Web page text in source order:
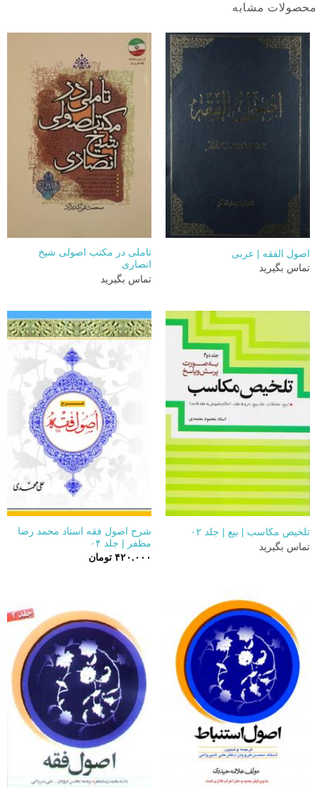
محصولات مشابه
اصول الفقه | عربی
تماس بگیرید
تاملی در مکتب اصولی شیخ
انصاری
تماس بگیرید
تلخیص مکاسب | بیع | جلد ۰۲
تماس بگیرید
شرح اصول فقه استاد محمد رضا
مظفر | جلد ۰۴
۴۲۰.۰۰۰ تومان